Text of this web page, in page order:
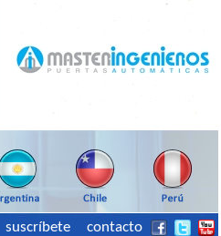
suscríbete contacto